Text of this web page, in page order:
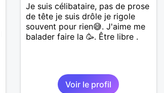
Je suis célibataire, pas de prose
de tête je suis drôle je rigole
souvent pour rien😅. J'aime me
balader faire la 🥳. Être libre .
Voir le profil